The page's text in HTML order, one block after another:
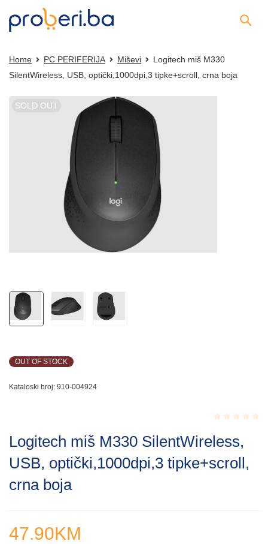
Home PC PERIFERIJA Miševi
Logitech miš M330
SilentWireless, USB, optički,1000dpi,3 tipke+scroll, crna boja
SOLD OUT
OUT OF STOCK
Kataloski broj: 910-004924
0.001
of
5
Logitech miš M330 SilentWireless,
USB, optički,1000dpi,3 tipke+scroll,
crna boja
47.90KM